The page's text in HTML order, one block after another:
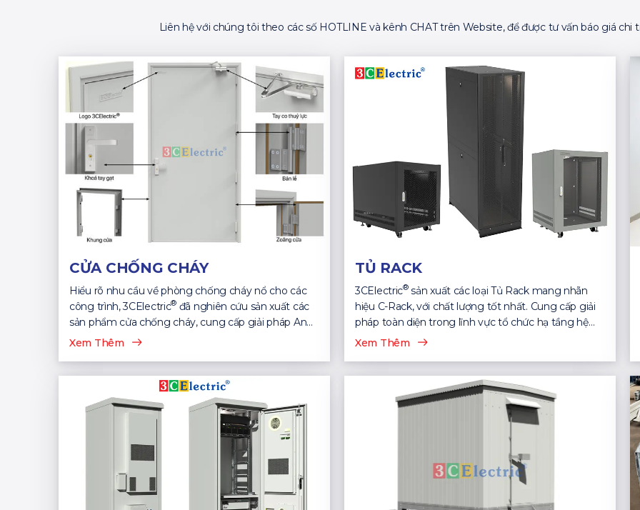
Liên hệ với chúng tôi theo các số HOTLINE và kênh CHAT trên Website, để được tư vấn báo giá
CỬA CHỐNG CHÁY
Hiểu rõ nhu cầu về phòng chống cháy nổ cho các
công trình, 3CElectric® đã nghiên cứu sản xuất các
sản phẩm cửa chống cháy, cung cấp giải pháp An
Toàn...
Xem Thêm
TỦ RACK
3CElectric®sản xuất các loại Tủ Rack mang nhãn
hiệu C-Rack, với chất lượng tốt nhất. Cung cấp giải
pháp toàn diện trong lĩnh vực tổ chức hạ tầng hệ
thống CNTT...
Xem Thêm